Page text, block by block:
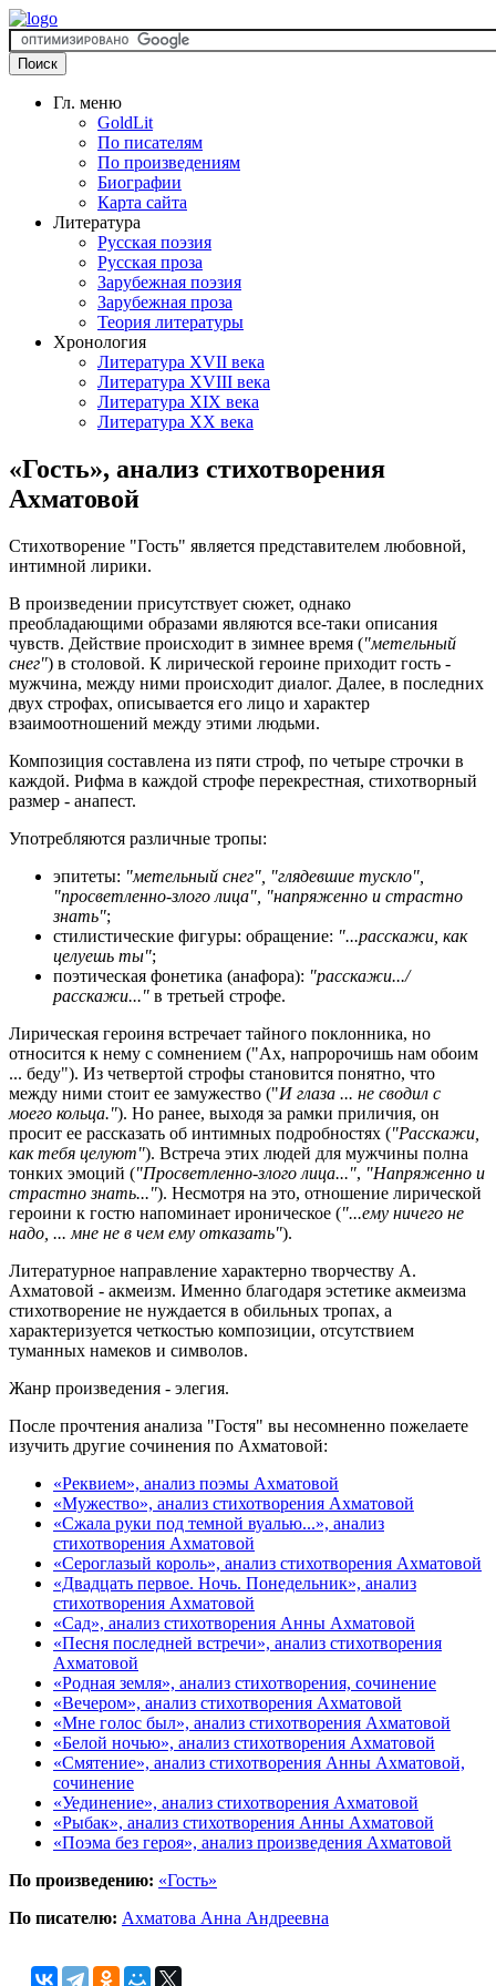
Гл. меню
GoldLit
По писателям
По произведениям
Биографии
Карта сайта
Литература
Русская поэзия
Русская проза
Зарубежная поэзия
Зарубежная проза
Теория литературы
Хронология
Литература XVII века
Литература XVIII века
Литература XIX века
Литература XX века
«Гость», анализ стихотворения
Ахматовой
Стихотворение "Гость" является представителем любовной,
интимной лирики.
В произведении присутствует сюжет, однако
преобладающими образами являются все-таки описания
чувств. Действие происходит в зимнее время ("метельный
снег") в столовой. К лирической героине приходит гость -
мужчина, между ними происходит диалог. Далее, в последних
двух строфах, описывается его лицо и характер
взаимоотношений между этими людьми.
Композиция составлена из пяти строф, по четыре строчки в
каждой. Рифма в каждой строфе перекрестная, стихотворный
размер - анапест.
Употребляются различные тропы:
эпитеты: "метельный снег", "глядевшие тускло",
"просветленно-злого лица", "напряженно и страстно
знать";
стилистические фигуры: обращение: "...расскажи, как
целуешь ты";
поэтическая фонетика (анафора): "расскажи.../
расскажи..." в третьей строфе.
Лирическая героиня встречает тайного поклонника, но
относится к нему с сомнением ("Ах, напророчишь нам обоим
... беду"). Из четвертой строфы становится понятно, что
между ними стоит ее замужество ("И глаза ... не сводил с
моего кольца."). Но ранее, выходя за рамки приличия, он
просит ее рассказать об интимных подробностях ("Расскажи,
как тебя целуют"). Встреча этих людей для мужчины полна
тонких эмоций ("Просветленно-злого лица...", "Напряженно и
страстно знать..."). Несмотря на это, отношение лирической
героини к гостю напоминает ироническое ("...ему ничего не
надо, ... мне не в чем ему отказать").
Литературное направление характерно творчеству А.
Ахматовой - акмеизм. Именно благодаря эстетике акмеизма
стихотворение не нуждается в обильных тропах, а
характеризуется четкостью композиции, отсутствием
туманных намеков и символов.
Жанр произведения - элегия.
После прочтения анализа "Гостя" вы несомненно пожелаете
изучить другие сочинения по Ахматовой:
«Реквием», анализ поэмы Ахматовой
«Мужество», анализ стихотворения Ахматовой
«Сжала руки под темной вуалью...», анализ
стихотворения Ахматовой
«Сероглазый король», анализ стихотворения Ахматовой
«Двадцать первое. Ночь. Понедельник», анализ
стихотворения Ахматовой
«Сад», анализ стихотворения Анны Ахматовой
«Песня последней встречи», анализ стихотворения
Ахматовой
«Родная земля», анализ стихотворения, сочинение
«Вечером», анализ стихотворения Ахматовой
«Мне голос был», анализ стихотворения Ахматовой
«Белой ночью», анализ стихотворения Ахматовой
«Смятение», анализ стихотворения Анны Ахматовой,
сочинение
«Уединение», анализ стихотворения Ахматовой
«Рыбак», анализ стихотворения Анны Ахматовой
«Поэма без героя», анализ произведения Ахматовой
По произведению: «Гость»
По писателю: Ахматова Анна Андреевна